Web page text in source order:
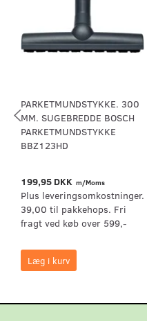
PARKETMUNDSTYKKE. 300
MM. SUGEBREDDE BOSCH
PARKETMUNDSTYKKE
BBZ123HD
199,95 DKK m/Moms
Plus leveringsomkostninger.
39,00 til pakkehops. Fri
fragt ved køb over 599,-
Læg i kurv